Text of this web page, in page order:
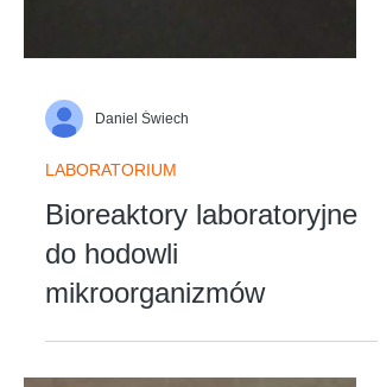
Daniel Świech
LABORATORIUM
Bioreaktory laboratoryjne
do hodowli
mikroorganizmów